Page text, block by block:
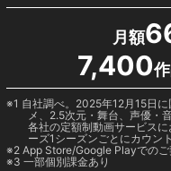
月額
7,400
1 自社調べ。2025年12月15日
メ、2.5次元・舞台、声優・
各社の定額制動画サービス
ーズ1シーズンごとにカウント
2 App Store/Google Playでの
3 一部個別課金あり